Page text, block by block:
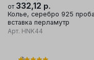
от 332,12 р.
Колье, серебро 925 проба,
вставка перламутр
Арт. HNK44